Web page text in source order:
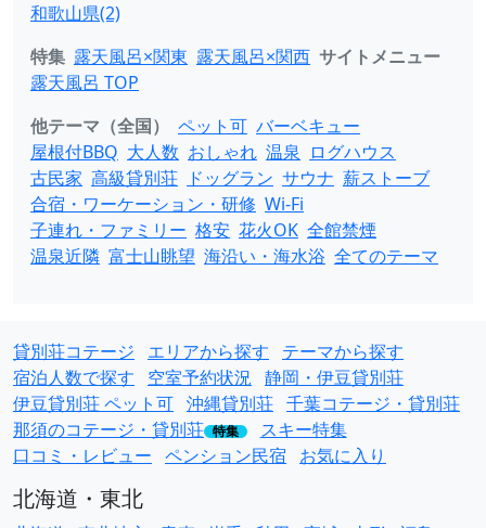
和歌山県(2)
特集 露天風呂×関東 露天風呂×関西 サイトメニュー
露天風呂 TOP
他テーマ（全国）
ペット可 バーベキュー
屋根付BBQ 大人数 おしゃれ 温泉 ログハウス
古民家 高級貸別荘 ドッグラン サウナ 薪ストーブ
合宿・ワーケーション・研修 Wi-Fi
子連れ・ファミリー 格安 花火OK 全館禁煙
温泉近隣 富士山眺望 海沿い・海水浴 全てのテーマ
貸別荘コテージ エリアから探す
テーマから探す
宿泊人数で探す
空室予約状況 静岡・伊豆貸別荘
伊豆貸別荘 ペット可 沖縄貸別荘 千葉コテージ・貸別荘
那須のコテージ・貸別荘 特集
スキー特集
口コミ・レビュー ペンション民宿 お気に入り
北海道・東北